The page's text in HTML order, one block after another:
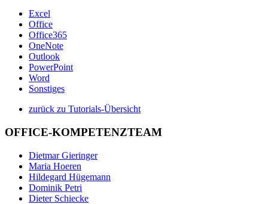
Excel
Office
Office365
OneNote
Outlook
PowerPoint
Word
Sonstiges
zurück zu Tutorials-Übersicht
OFFICE-KOMPETENZTEAM
Dietmar Gieringer
Maria Hoeren
Hildegard Hügemann
Dominik Petri
Dieter Schiecke